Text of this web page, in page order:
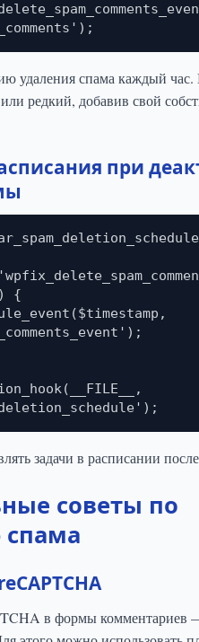
удаления спама каждый
редкий, добавив свой
при
задачи в расписании
советы по
в формы